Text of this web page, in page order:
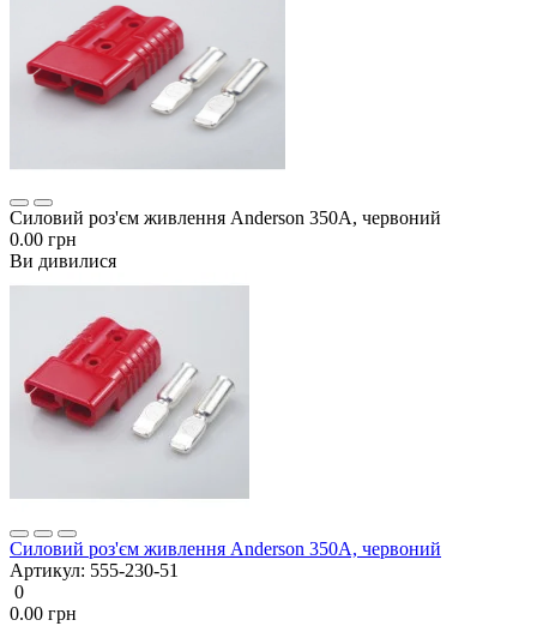
Силовий роз'єм живлення Anderson 350А, червоний
0.00 грн
Ви дивилися
Силовий роз'єм живлення Anderson 350А, червоний
Артикул: 555-230-51
0
0.00 грн